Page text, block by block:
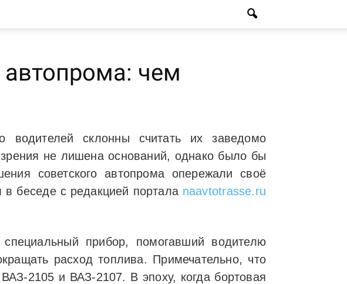
автопрома: чем
водителей склонны считать их заведомо
не лишена оснований, однако было бы
советского автопрома опережали своё
беседе с редакцией портала naavtotrasse.ru
прибор, помогавший водителю
расход топлива. Примечательно, что
2105 и ВАЗ-2107. В эпоху, когда бортовая